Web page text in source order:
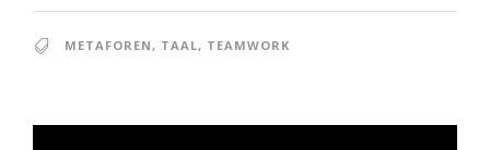
METAFOREN , TAAL, TEAMWORK